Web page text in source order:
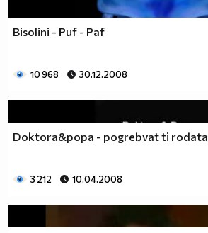
Bisolini - Puf - Paf
10 968 30.12.2008
Doktora&popa - pogrebvat ti rodata
3 212 10.04.2008